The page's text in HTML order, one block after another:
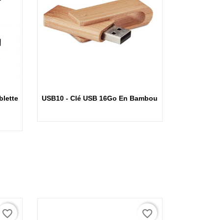
Aperçu rapide
USB10 - Clé USB 16Go En Bambou
favorite_border favorite_border